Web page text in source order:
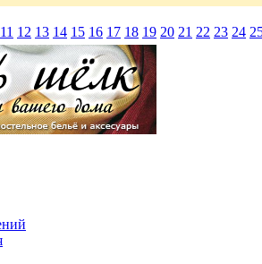
11 12 13 14 15 16 17 18 19 20 21 22 23 24